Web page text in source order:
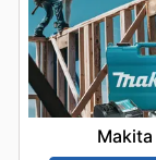
Makita